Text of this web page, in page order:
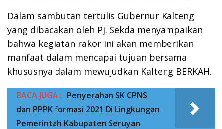
Dalam sambutan tertulis Gubernur Kalteng
yang dibacakan oleh Pj. Sekda menyampaikan
bahwa kegiatan rakor ini akan memberikan
manfaat dalam mencapai tujuan bersama
khususnya dalam mewujudkan Kalteng BERKAH.
BACA JUGA : Penyerahan SK CPNS
dan PPPK formasi 2021 Di Lingkungan
Pemerintah Kabupaten Seruyan